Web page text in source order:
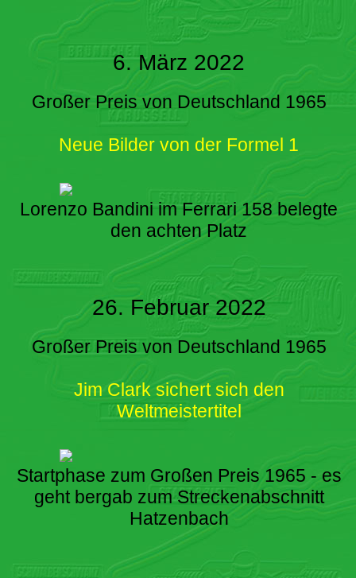
6. März 2022
Großer Preis von Deutschland 1965
Neue Bilder von der Formel 1
Lorenzo Bandini im Ferrari 158 belegte
den achten Platz
26. Februar 2022
Großer Preis von Deutschland 1965
Jim Clark sichert sich den
Weltmeistertitel
Startphase zum Großen Preis 1965 - es
geht bergab zum Streckenabschnitt
Hatzenbach